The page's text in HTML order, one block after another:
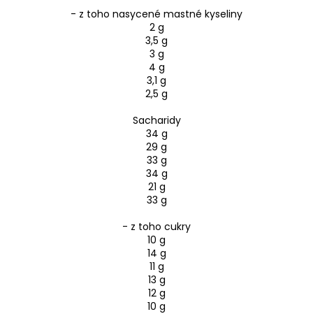
- z toho nasycené mastné kyseliny
2 g
3,5 g
3 g
4 g
3,1 g
2,5 g
Sacharidy
34 g
29 g
33 g
34 g
21 g
33 g
- z toho cukry
10 g
14 g
11 g
13 g
12 g
10 g